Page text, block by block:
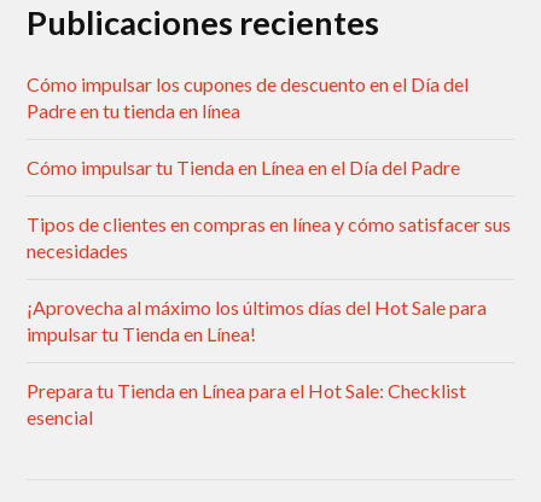
Publicaciones recientes
Cómo impulsar los cupones de descuento en el Día del
Padre en tu tienda en línea
Cómo impulsar tu Tienda en Línea en el Día del Padre
Tipos de clientes en compras en línea y cómo satisfacer sus
necesidades
¡Aprovecha al máximo los últimos días del Hot Sale para
impulsar tu Tienda en Línea!
Prepara tu Tienda en Línea para el Hot Sale: Checklist
esencial